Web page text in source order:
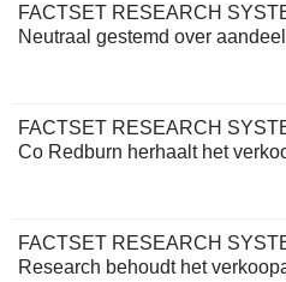
FACTSET RESEARCH
Neutraal gestemd over aandeel
FACTSET RESEARCH
Co Redburn herhaalt het
FACTSET RESEARCH
Research behoudt het